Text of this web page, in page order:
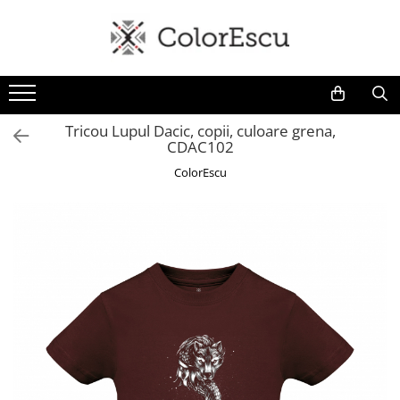
Toate produsele
Tricouri
Tricouri bărbați
Tricouri damă
Bluze si hanorace bărbați
Bluze si hanorace damă
Bluze de trening | Bluze tehnice
Pantaloni
Șepci și căciuli
Tricou Lupul Dacic, copii, culoare grena,
CDAC102
ColorEscu